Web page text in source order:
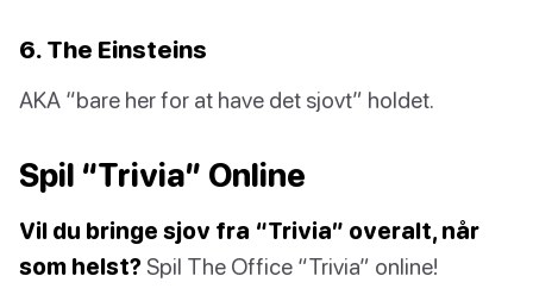
6. The Einsteins
AKA “bare her for at have det sjovt” holdet.
Spil “Trivia” Online
Vil du bringe sjov fra “Trivia” overalt, når
som helst? Spil The Office “Trivia” online!